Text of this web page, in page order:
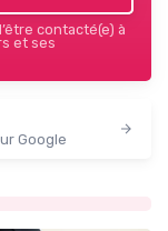
contacté(e) à
et ses
Google